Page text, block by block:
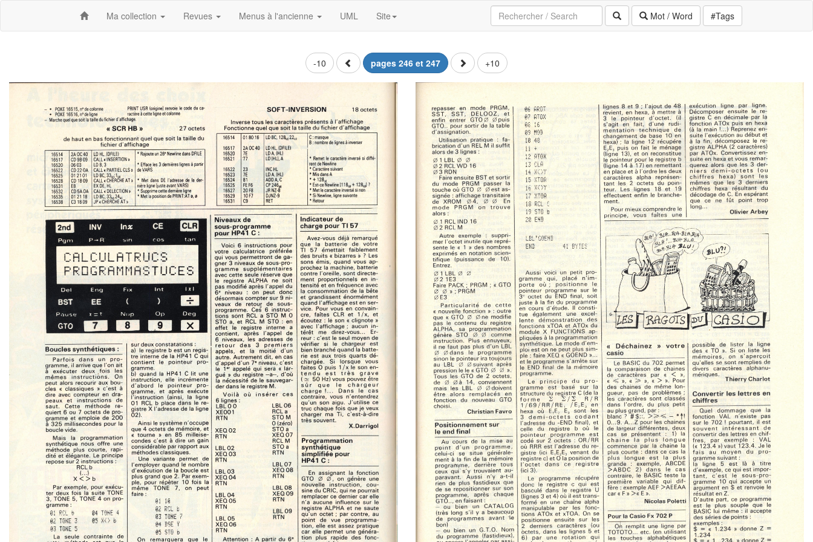
Ma collection Revues Menus à l'ancienne UML Site Mot / Word #Tags
-10 pages 246 et 247 +10